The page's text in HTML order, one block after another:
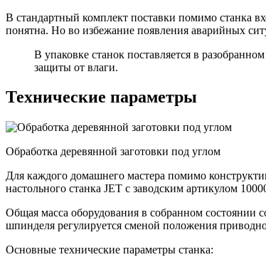
В стандартный комплект поставки помимо станка
понятна. Но во избежание появления аварийных
В упаковке станок поставляется в
защиты от влаги.
Технические параметры
Обработка деревянной заготовки под углом
Для каждого домашнего мастера помимо
настольного станка JET с заводским артикулом
Общая масса оборудования в собранном состоянии
шпинделя регулируется сменой положения
Основные технические параметры станка: